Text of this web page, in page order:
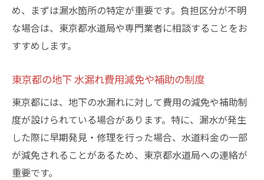
め、まずは漏水箇所の特定が重要です。負担区分が不明
な場合は、東京都水道局や専門業者に相談することをお
すすめします。
東京都の地下 水漏れ費用減免や補助の制度
東京都には、地下の水漏れに対して費用の減免や補助制
度が設けられている場合があります。特に、漏水が発生
した際に早期発見・修理を行った場合、水道料金の一部
が減免されることがあるため、東京都水道局への連絡が
重要です。